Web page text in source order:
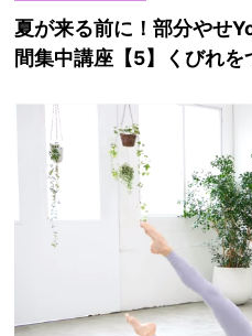
夏が来る前に！部分やせ
間集中講座【5】くびれを